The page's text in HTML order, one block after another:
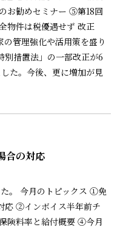
お勧めセミナー ⑤第18回
物件は税優遇せず 改正
管理強化や活用策を盛り
別措置法」の一部改正が6
た。今後、更に増加が見
合の対応
。 今月のトピックス ①免
応 ②インボイス半年前チ
険料率と給付概要 ④今月